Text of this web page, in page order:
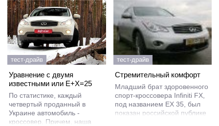
тест-драйв
Уравнение с двумя
известными или E+X=25
По статистике, каждый
четвертый проданный в
Украине автомобиль -
кроссовер. Причем, наша
тест-драйв
Cтремительный комфорт
Младший брат здоровенного
спорт-кроссовера Infiniti FX,
под названием EX 35, был
показан российской публике